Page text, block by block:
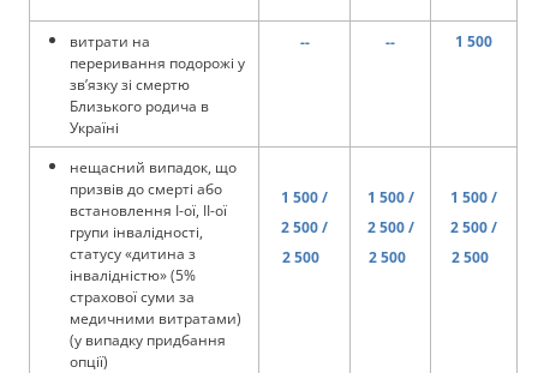
витрати на
переривання подорожі у
зв’язку зі смертю
Близького родича в
Україні
-- -- 1 500
нещасний випадок, що
призвів до смерті або
встановлення І-ої, ІІ-ої
групи інвалідності,
статусу «дитина з
інвалідністю» (5%
страхової суми за
медичними витратами)
(у випадку придбання
опції)
1 500 /
2 500 /
2 500
1 500 /
2 500 /
2 500
1 500 /
2 500 /
2 500